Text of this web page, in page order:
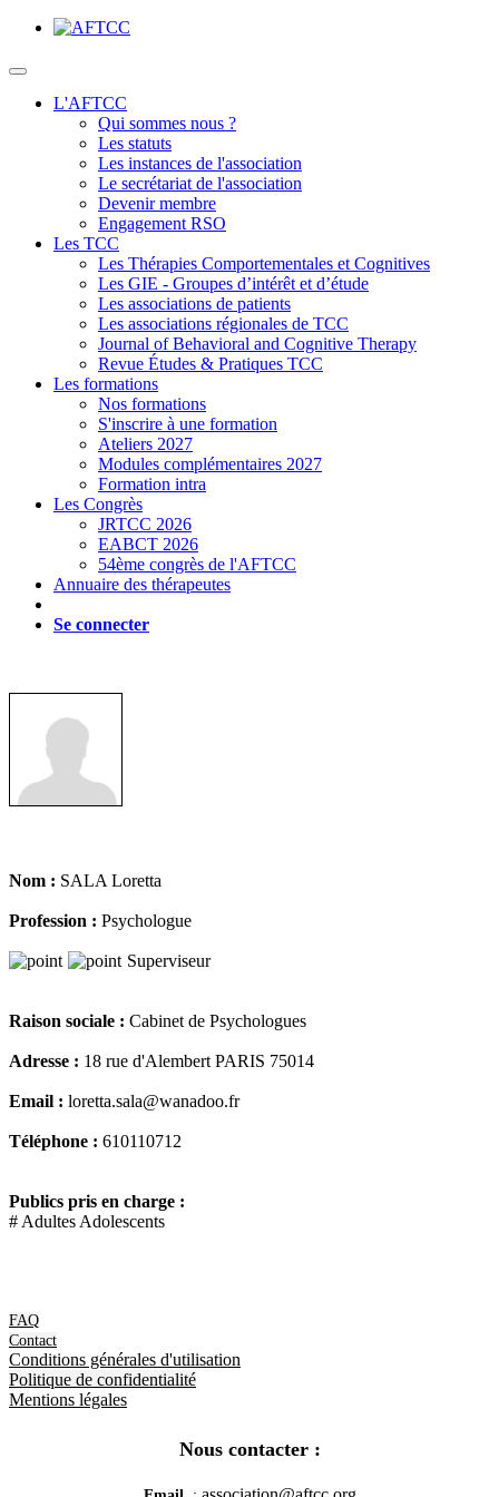
L'AFTCC
Qui sommes nous ?
Les statuts
Les instances de l'association
Le secrétariat de l'association
Devenir membre
Engagement RSO
Les TCC
Les Thérapies Comportementales et Cognitives
Les GIE - Groupes d’intérêt et d’étude
Les associations de patients
Les associations régionales de TCC
Journal of Behavioral and Cognitive Therapy
Revue Études & Pratiques TCC
Les formations
Nos formations
S'inscrire à une formation
Ateliers 2027
Modules complémentaires 2027
Formation intra
Les Congrès
JRTCC 2026
EABCT 2026
54ème congrès de l'AFTCC
Annuaire des thérapeutes
Se connecter
Nom : SALA Loretta
Profession : Psychologue
Superviseur
Raison sociale : Cabinet de Psychologues
Adresse : 18 rue d'Alembert PARIS 75014
Email : loretta.sala@wanadoo.fr
Téléphone : 610110712
Publics pris en charge :
# Adultes Adolescents
FAQ
Contact
Conditions générales d'utilisation
Politique de confidentialité
Mentions légales
Nous contacter :